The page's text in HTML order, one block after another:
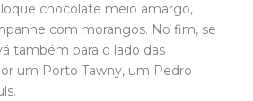
chocolate meio amargo,
com morangos. No fim, se
também para o lado das
um Porto Tawny, um Pedro